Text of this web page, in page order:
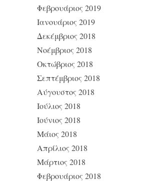
Φεβρουάριος 2019
Ιανουάριος 2019
Δεκέμβριος 2018
Νοέμβριος 2018
Οκτώβριος 2018
Σεπτέμβριος 2018
Αύγουστος 2018
Ιούλιος 2018
Ιούνιος 2018
Μάιος 2018
Απρίλιος 2018
Μάρτιος 2018
Φεβρουάριος 2018